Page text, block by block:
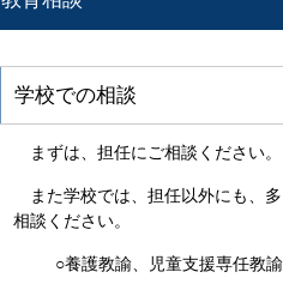
学校での相談
まずは、担任にご相談ください。
また学校では、担任以外にも、
相談ください。
○養護教諭、児童支援専任教